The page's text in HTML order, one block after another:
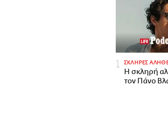
ΣΚΛΗΡΕΣ
H σκληρή
τον Πάνο